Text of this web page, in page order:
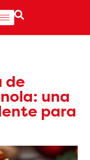
de
una
para